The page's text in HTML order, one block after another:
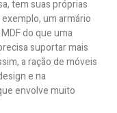
tem suas próprias
um armário
do que uma
suportar mais
a ração de móveis
e na
envolve muito